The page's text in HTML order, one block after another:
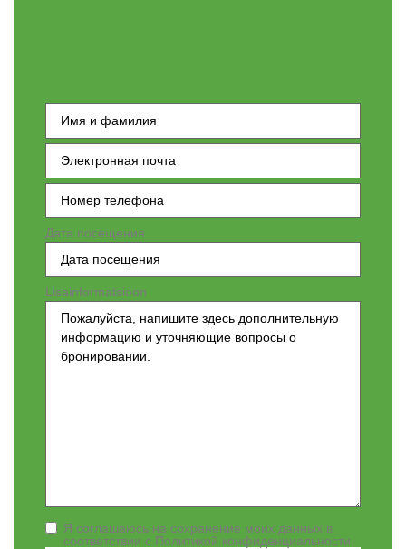
perekonnanimi
Электронная
почта(обязательно)
Номер
телефона (обязательно)
Дата посещения
Lisainformatsioon
Я соглашаюсь на сохранение моих данных в
соответствии с Политикой конфиденциальности